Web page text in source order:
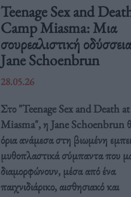
Teenage Sex and
Camp Miasma: Μια
σουρεαλιστική
Jane Schoenbrun
28.05.26
Στο "Teenage Sex and Death
Miasma", η Jane Schoenbrun
όρια ανάμεσα στη βιωμένη
μυθοπλαστικά σύμπαντα που
διαμορφώνουν, μέσα από ένα
παιχνιδιάρικο, αισθησιακό και